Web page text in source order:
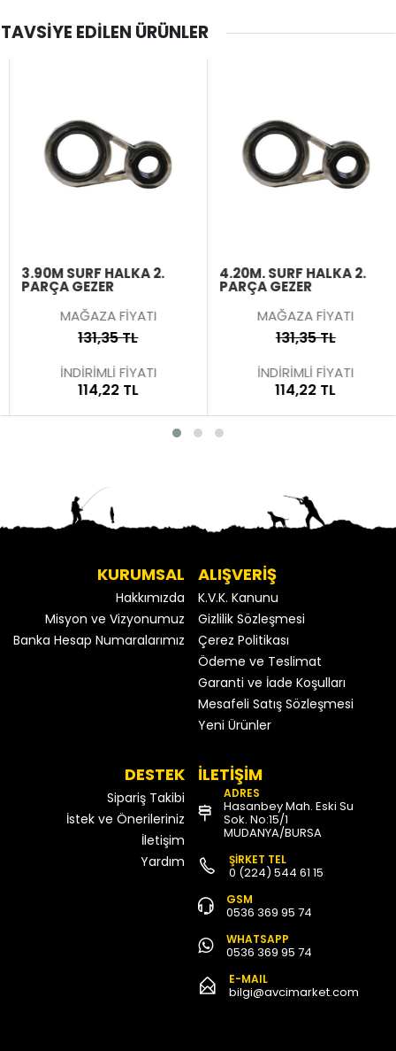
TAVSIYE EDILEN ÜRÜNLER
3.90M SURF HALKA 2.
PARÇA GEZER
MAĞAZA FİYATI
131,35 TL
İNDİRİMLİ FİYATI
114,22 TL
4.20M. SURF HALKA 2.
PARÇA GEZER
MAĞAZA FİYATI
131,35 TL
İNDİRİMLİ FİYATI
114,22 TL
KURUMSAL
Hakkımızda
Misyon ve Vizyonumuz
Banka Hesap Numaralarımız
ALIŞVERİŞ
K.V.K. Kanunu
Gizlilik Sözleşmesi
Çerez Politikası
Ödeme ve Teslimat
Garanti ve İade Koşulları
Mesafeli Satış Sözleşmesi
Yeni Ürünler
DESTEK
Sipariş Takibi
İstek ve Önerileriniz
İletişim
Yardım
İLETİŞİM
ADRES
Hasanbey Mah. Eski Su
Sok. No:15/1
MUDANYA/BURSA
ŞİRKET TEL
0 (224) 544 61 15
GSM
0536 369 95 74
WHATSAPP
0536 369 95 74
E-MAIL
bilgi@avcimarket.com